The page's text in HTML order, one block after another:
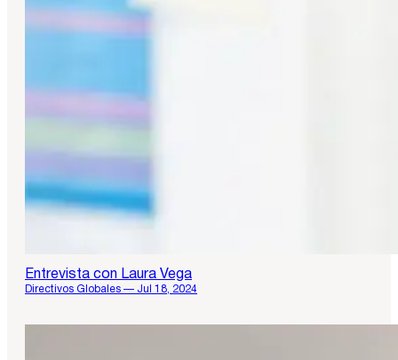
Entrevista con Laura Vega
Directivos Globales — Jul 18, 2024